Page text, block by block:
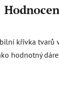
křivka
hodnotný